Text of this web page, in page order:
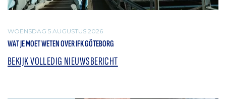
WOENSDAG 5 AUGUSTUS 2026
WAT JE MOET WETEN OVER IFK GÖTEBORG
BEKIJK VOLLEDIG NIEUWSBERICHT